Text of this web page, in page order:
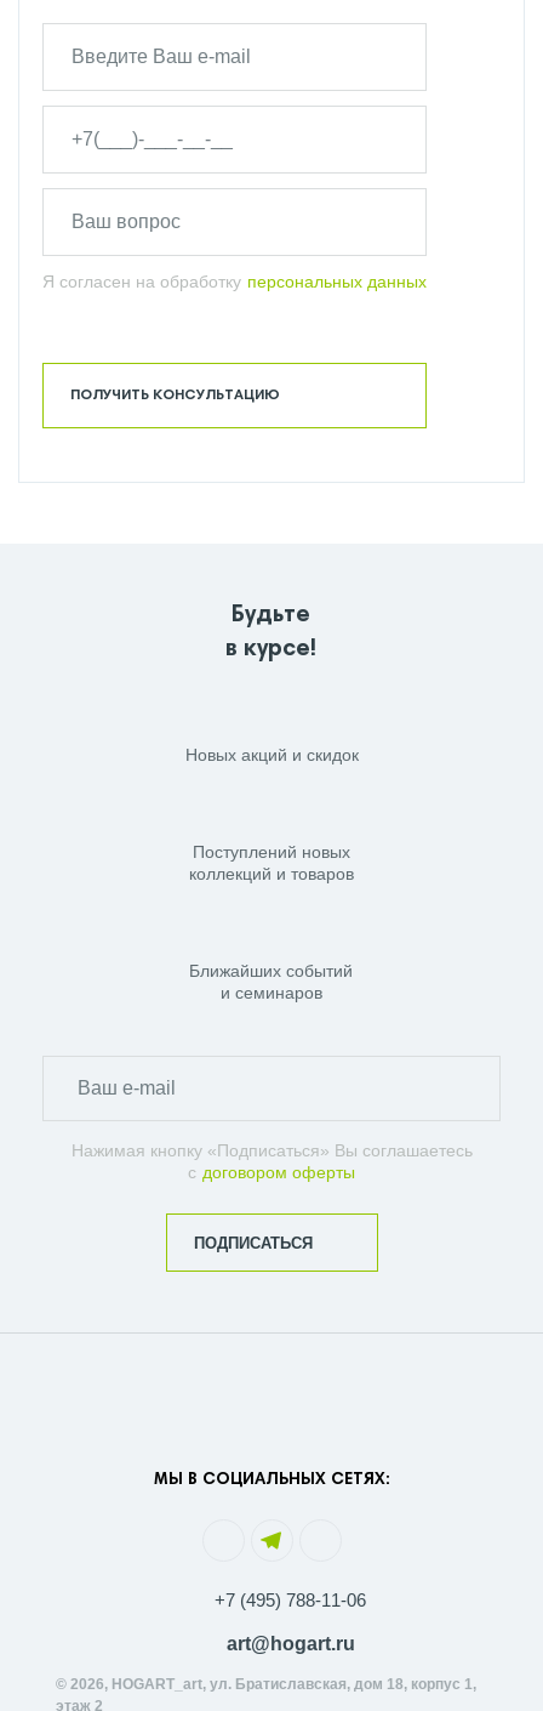
Я согласен на обработку персональных данных
ПОЛУЧИТЬ КОНСУЛЬТАЦИЮ
Будьте
в курсе!
Новых акций и скидок
Поступлений новых
коллекций и товаров
Ближайших событий
и семинаров
Нажимая кнопку «Подписаться» Вы соглашаетесь
с договором оферты
ПОДПИСАТЬСЯ
МЫ В СОЦИАЛЬНЫХ СЕТЯХ:
+7 (495) 788-11-06
art@hogart.ru
© 2026, HOGART_art, ул. Братиславская, дом 18, корпус 1,
этаж 2